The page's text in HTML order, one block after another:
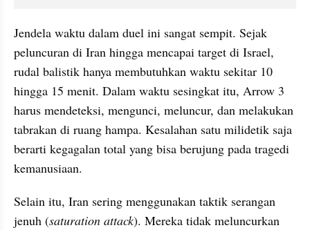
Jendela waktu dalam duel ini sangat sempit. Sejak
peluncuran di Iran hingga mencapai target di Israel,
rudal balistik hanya membutuhkan waktu sekitar 10
hingga 15 menit. Dalam waktu sesingkat itu, Arrow 3
harus mendeteksi, mengunci, meluncur, dan melakukan
tabrakan di ruang hampa. Kesalahan satu milidetik saja
berarti kegagalan total yang bisa berujung pada tragedi
kemanusiaan.
Selain itu, Iran sering menggunakan taktik serangan
jenuh (saturation attack). Mereka tidak meluncurkan